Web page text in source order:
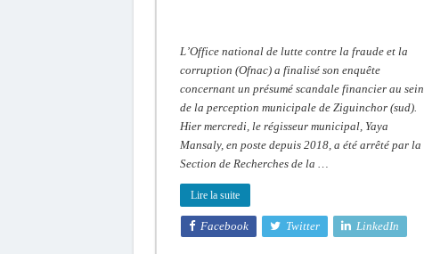
L’Office national de lutte contre la fraude et la
corruption (Ofnac) a finalisé son enquête
concernant un présumé scandale financier au sein
de la perception municipale de Ziguinchor (sud).
Hier mercredi, le régisseur municipal, Yaya
Mansaly, en poste depuis 2018, a été arrêté par la
Section de Recherches de la …
Lire la suite
Facebook Twitter LinkedIn